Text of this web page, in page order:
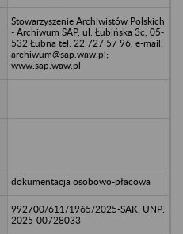
Stowarzyszenie Archiwistów Polskich
- Archiwum SAP, ul. Łubińska 3c, 05-
532 Łubna tel. 22 727 57 96, e-mail:
archiwum@sap.waw.pl;
www.sap.waw.pl
dokumentacja osobowo-płacowa
992700/611/1965/2025-SAK; UNP:
2025-00728033